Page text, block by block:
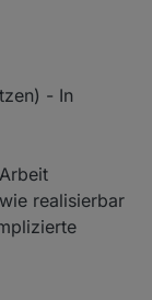
- In
realisierbar